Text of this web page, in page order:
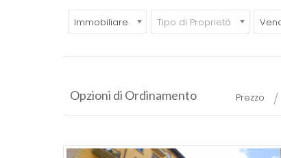
Immobiliare Tipo di Proprietà
Opzioni di Ordinamento Prezzo